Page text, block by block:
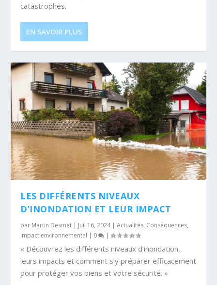
catastrophes.
EN SAVOIR PLUS
LES DIFFÉRENTS NIVEAUX
D’INONDATION ET LEUR IMPACT
par Martin Desmet | Juil 16, 2024|Actualités, Conséquences,
Impact environnemental | 0 |
« Découvrez les différents niveaux d’inondation,
leurs impacts et comment s’y préparer efficacement
pour protéger vos biens et votre sécurité. »